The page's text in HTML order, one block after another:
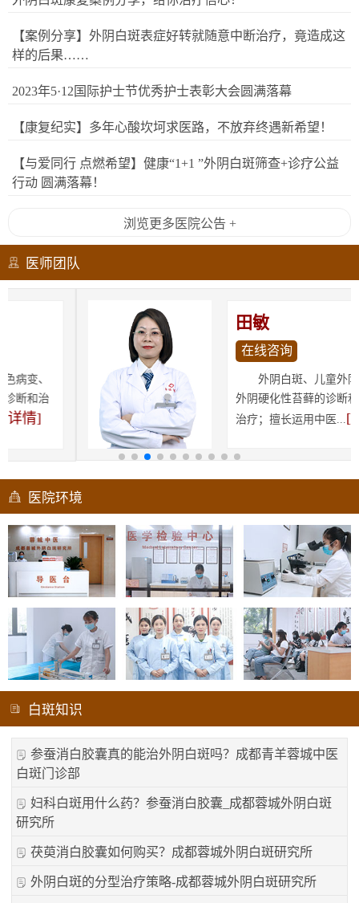
【案例分享】外阴白斑表症好转就随意中断治疗，竟造成这
样的后果……
2023年5·12国际护士节优秀护士表彰大会圆满落幕
【康复纪实】多年心酸坎坷求医路，不放弃终遇新希望！
【与爱同行 点燃希望】健康“1+1 ”外阴白斑筛查+诊疗公益
行动 圆满落幕！
浏览更多医院公告 +
医师团队
田敏
在线咨询
外阴白斑、儿童外阴白斑、
外阴硬化性苔藓的诊断和中医药
治疗；擅长运用中医...[详情]
医院环境
白斑知识
参蚕消白胶囊真的能治外阴白斑吗？成都青羊蓉城中医
白斑门诊部
妇科白斑用什么药？参蚕消白胶囊_成都蓉城外阴白斑
研究所
茯萸消白胶囊如何购买？成都蓉城外阴白斑研究所
外阴白斑的分型治疗策略-成都蓉城外阴白斑研究所